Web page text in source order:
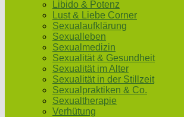
Libido & Potenz
Lust & Liebe Corner
Sexualaufklärung
Sexualleben
Sexualmedizin
Sexualität & Gesundheit
Sexualität im Alter
Sexualität in der Stillzeit
Sexualpraktiken & Co.
Sexualtherapie
Verhütung